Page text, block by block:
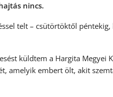
nincs.
telt – csütörtöktől
küldtem a Hargita Megyei
amelyik embert ölt, akit